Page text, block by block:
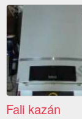
Fali kazán